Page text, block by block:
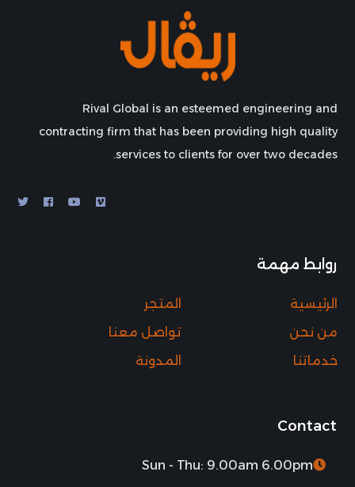
Rival Global is an esteemed engineering and
contracting firm that has been providing high quality
services to clients for over two decades.
روابط مهمة
المتجر
الرئيسية
تواصل معنا
من نحن
المدونة
خدماتنا
Contact
Sun - Thu: 9.00am 6.00pm